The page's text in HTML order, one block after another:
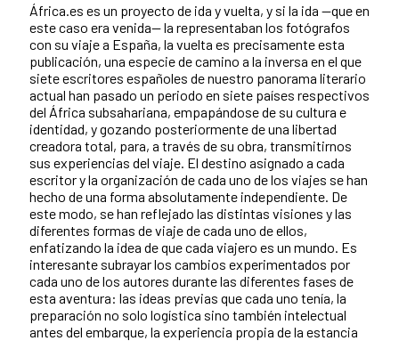
África.es es un proyecto de ida y vuelta, y si la ida —que en
este caso era venida— la representaban los fotógrafos
con su viaje a España, la vuelta es precisamente esta
publicación, una especie de camino a la inversa en el que
siete escritores españoles de nuestro panorama literario
actual han pasado un periodo en siete países respectivos
del África subsahariana, empapándose de su cultura e
identidad, y gozando posteriormente de una libertad
creadora total, para, a través de su obra, transmitirnos
sus experiencias del viaje. El destino asignado a cada
escritor y la organización de cada uno de los viajes se han
hecho de una forma absolutamente independiente. De
este modo, se han reflejado las distintas visiones y las
diferentes formas de viaje de cada uno de ellos,
enfatizando la idea de que cada viajero es un mundo. Es
interesante subrayar los cambios experimentados por
cada uno de los autores durante las diferentes fases de
esta aventura: las ideas previas que cada uno tenía, la
preparación no solo logística sino también intelectual
antes del embarque, la experiencia propia de la estancia